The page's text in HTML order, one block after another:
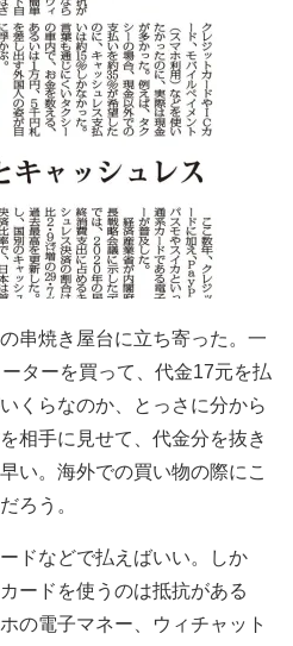
串焼き屋台に立ち寄った。一
ターを買って、代金17元を払
くらなのか、とっさに分から
相手に見せて、代金分を抜き
い。海外での買い物の際にこ
ろう。
ドなどで払えばいい。しか
ードを使うのは抵抗がある
の電子マネー、ウィチャット